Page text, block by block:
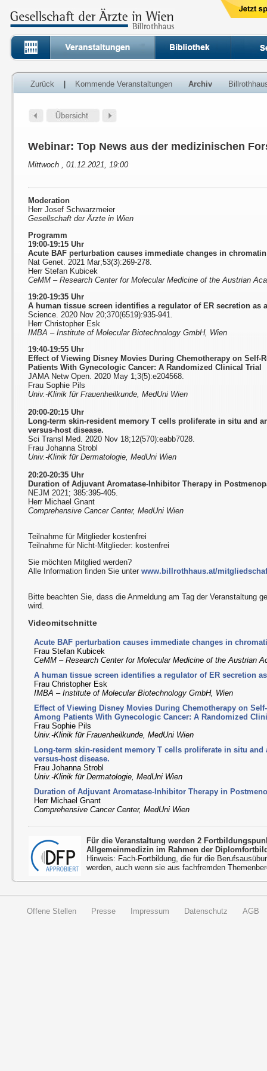
Zurück Kommende Veranstaltungen Archiv
Webinar: Top News aus der medizinischen
Mittwoch , 01.12.2021, 19:00
Moderation
Herr Josef Schwarzmeier
Gesellschaft der Ärzte in Wien
Programm
19:00-19:15 Uhr
Acute BAF perturbation causes immediate changes in
Nat Genet. 2021 Mar;53(3):269-278.
Herr Stefan Kubicek
CeMM – Research Center for Molecular Medicine of the Austrian
19:20-19:35 Uhr
A human tissue screen identifies a regulator of ER secretion as
Science. 2020 Nov 20;370(6519):935-941.
Herr Christopher Esk
IMBA – Institute of Molecular Biotechnology GmbH, Wien
19:40-19:55 Uhr
Effect of Viewing Disney Movies During Chemotherapy on Self-
Patients With Gynecologic Cancer: A Randomized Clinical Trial
JAMA Netw Open. 2020 May 1;3(5):e204568.
Frau Sophie Pils
Univ.-Klinik für Frauenheilkunde, MedUni Wien
20:00-20:15 Uhr
Long-term skin-resident memory T cells proliferate in situ and
versus-host disease.
Sci Transl Med. 2020 Nov 18;12(570):eabb7028.
Frau Johanna Strobl
Univ.-Klinik für Dermatologie, MedUni Wien
20:20-20:35 Uhr
Duration of Adjuvant Aromatase-Inhibitor Therapy in
NEJM 2021; 385:395-405.
Herr Michael Gnant
Comprehensive Cancer Center, MedUni Wien
Teilnahme für Mitglieder kostenfrei
Teilnahme für Nicht-Mitglieder: kostenfrei
Sie möchten Mitglied werden?
Alle Information finden Sie unterwww.billrothhaus.at/
Bitte beachten Sie, dass die Anmeldung am Tag der Veranstaltung
wird.
Videomitschnitte
Acute BAF perturbation causes immediate changes in
Frau Stefan Kubicek
CeMM – Research Center for Molecular Medicine of the Austrian
A human tissue screen identifies a regulator of ER secretion
Frau Christopher Esk
IMBA – Institute of Molecular Biotechnology GmbH, Wien
Effect of Viewing Disney Movies During Chemotherapy on
Among Patients With Gynecologic Cancer: A Randomized
Frau Sophie Pils
Univ.-Klinik für Frauenheilkunde, MedUni Wien
Long-term skin-resident memory T cells proliferate in situ
versus-host disease.
Frau Johanna Strobl
Univ.-Klinik für Dermatologie, MedUni Wien
Duration of Adjuvant Aromatase-Inhibitor Therapy in
Herr Michael Gnant
Comprehensive Cancer Center, MedUni Wien
Für die Veranstaltung werden 2
Allgemeinmedizin im Rahmen der
Hinweis: Fach-Fortbildung, die für die
werden, auch wenn sie aus fachfremden
Offene Stellen Presse Impressum Datenschutz AGB